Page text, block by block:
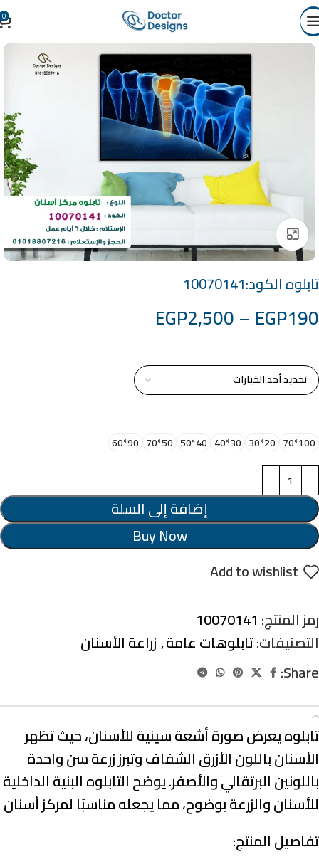
0
Click to enlarge
تابلوه الكود:10070141
EGP190
–
EGP2,500
100*70
20*30
30*40
40*50
50*70
90*60
إضافة إلى السلة
Buy Now
Add to wishlist
رمز المنتج: 10070141
التصنيفات:تابلوهات عامة,زراعة الأسنان
Share:
تابلوه يعرض صورة أشعة سينية للأسنان، حيث تظهر
الأسنان باللون الأزرق الشفاف وتبرز زرعة سن واحدة
باللونين البرتقالي والأصفر. يوضح التابلوه البنية الداخلية
للأسنان والزرعة بوضوح، مما يجعله مناسبًا لمركز أسنان
تفاصيل المنتج: